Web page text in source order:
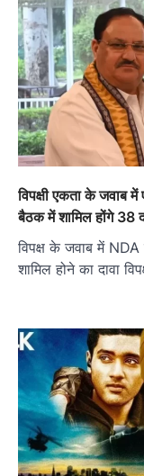
विपक्षी एकता के जवाब
बैठक में शामिल होंगे 38
विपक्ष के जवाब में
शामिल होने का दावा